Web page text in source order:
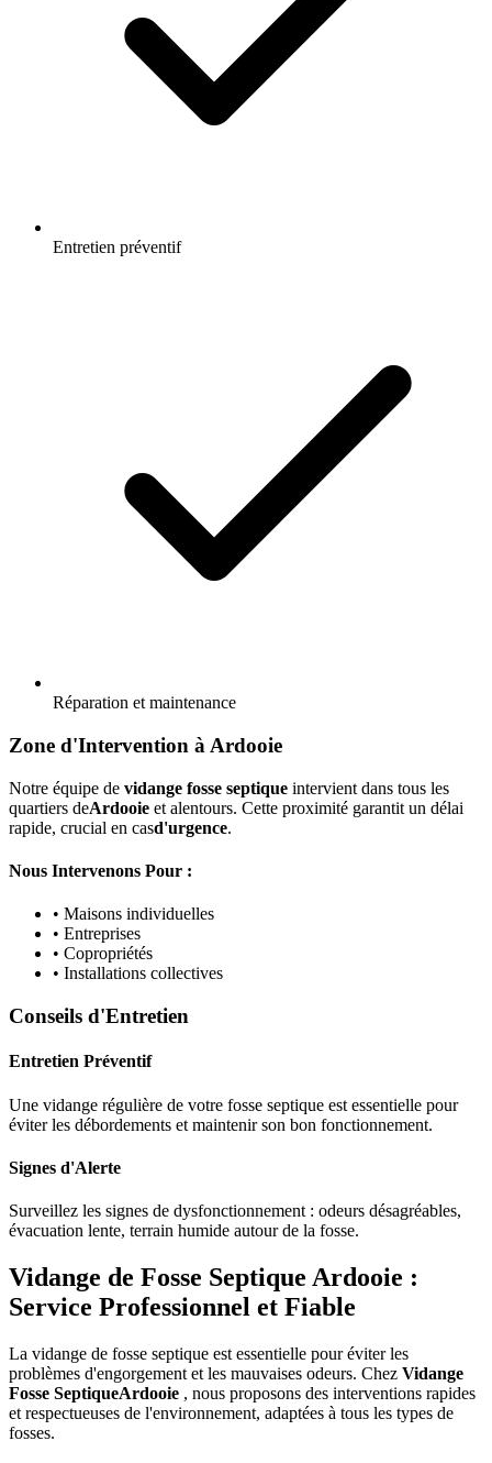
Entretien préventif
Réparation et maintenance
Zone d'Intervention à Ardooie
Notre équipe de vidange fosse septique intervient dans tous les
quartiers deArdooie et alentours. Cette proximité garantit un délai
rapide, crucial en casd'urgence.
Nous Intervenons Pour :
• Maisons individuelles
• Entreprises
• Copropriétés
• Installations collectives
Conseils d'Entretien
Entretien Préventif
Une vidange régulière de votre fosse septique est essentielle pour
éviter les débordements et maintenir son bon fonctionnement.
Signes d'Alerte
Surveillez les signes de dysfonctionnement : odeurs désagréables,
évacuation lente, terrain humide autour de la fosse.
Vidange de Fosse Septique Ardooie :
Service Professionnel et Fiable
La vidange de fosse septique est essentielle pour éviter les
problèmes d'engorgement et les mauvaises odeurs. Chez Vidange
Fosse SeptiqueArdooie , nous proposons des interventions rapides
et respectueuses de l'environnement, adaptées à tous les types de
fosses.